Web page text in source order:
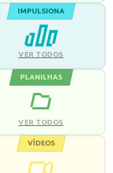
IMPULSIONA
VER TODOS
PLANILHAS
VER TODOS
VÍDEOS